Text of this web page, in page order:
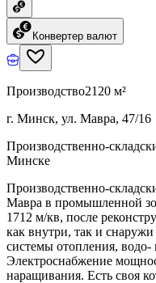
Конвертер валют
Производство2120 м²
г. Минск, ул. Мавра, 47/16
Производственно-
Минске
Производственно-
Мавра в промышленной
1712 м/кв, после
как внутри, так и
системы отопления,
Электроснабжение
наращивания. Есть своя